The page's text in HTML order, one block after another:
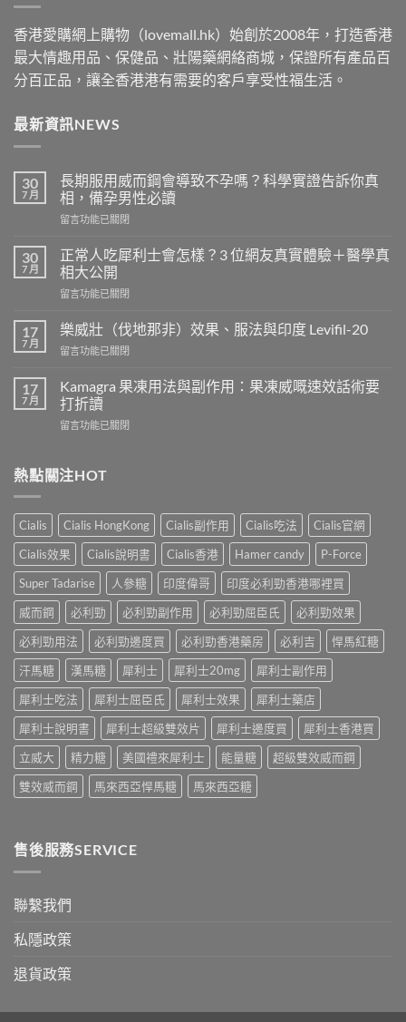
香港愛購網上購物（lovemall.hk）始創於2008年，打造香港
最大情趣用品、保健品、壯陽藥網絡商城，保證所有產品百
分百正品，讓全香港港有需要的客戶享受性福生活。
最新資訊NEWS
30
7 月
長期服用威而鋼會導致不孕嗎？科學實證告訴你真
相，備孕男性必讀
在
期
服
用
威
鋼
導
不
孕
嗎？
科
證
你
真
相，
備
孕
男
必
讀〉
留言功能已關閉
30
7 月
正常人吃犀利士會怎樣？3 位網友真實體驗＋醫學真
相大公開
在
常
人
吃
利
士
怎
位
真
實
體
驗
＋
醫
真
相
大
開〉
中
留言功能已關閉
17
7 月
樂威壯（伐地那非）效果、服法與印度 Levifil-20
在
威
壯
（伐
地
效
法
與
印
度
Levifil-
20〉
留言功能已關閉
17
7 月
Kamagra 果凍用法與副作用：果凍威嘅速效話術要
打折讀
在
凍
用
與
副
作
用：
果
凍
嘅
速
效
術
要
打
折
讀〉
留言功能已關閉
熱點關注HOT
Cialis Cialis HongKong Cialis副作用 Cialis吃法
Cialis官網
Cialis效果
Cialis說明書 Cialis香港 Hamer candy
P-Force
Super Tadarise
人參糖 印度偉哥
印度必利勁香港哪裡買
威而鋼
必利勁 必利勁副作用 必利勁屈臣氏
必利勁效果
必利勁用法
必利勁邊度買 必利勁香港藥房 必利吉
悍馬紅糖
汗馬糖
漢馬糖 犀利士 犀利士20mg
犀利士副作用
犀利士吃法
犀利士屈臣氏 犀利士效果
犀利士藥店
犀利士說明書
犀利士超級雙效片 犀利士邊度買
犀利士香港買
立威大
精力糖 美國禮來犀利士 能量糖
超級雙效威而鋼
雙效威而鋼
馬來西亞悍馬糖 馬來西亞糖
售後服務SERVICE
聯繫我們
私隱政策
退貨政策